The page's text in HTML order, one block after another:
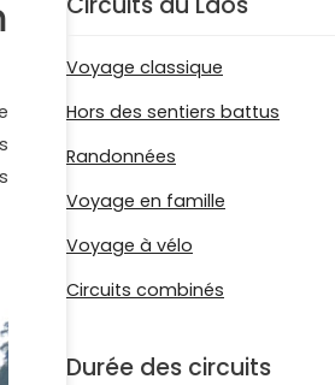
Voyage classique
Hors des sentiers battus
Randonnées
Voyage en famille
Voyage à vélo
Circuits combinés
Durée des circuits